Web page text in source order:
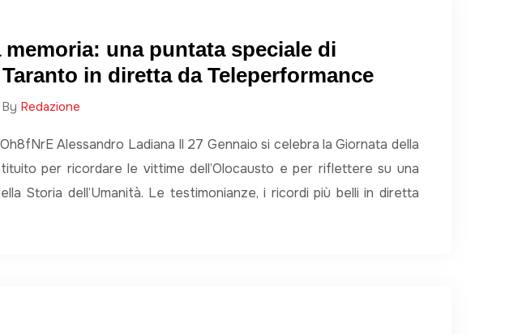
memoria: una puntata speciale di
in diretta da Teleperformance
Redazione
Alessandro Ladiana Il 27 Gennaio si celebra la Giornata della
per ricordare le vittime dell’Olocausto e per riflettere su una
Storia dell’Umanità. Le testimonianze, i ricordi più belli in diretta